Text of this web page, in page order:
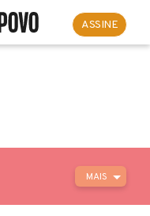
ASSINE
MAIS